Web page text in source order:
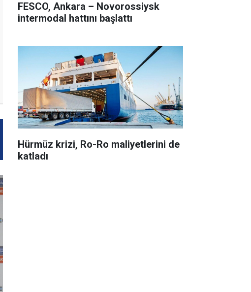
FESCO, Ankara – Novorossiysk
intermodal hattını başlattı
Hürmüz krizi, Ro-Ro maliyetlerini de
katladı